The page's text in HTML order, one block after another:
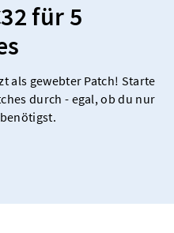
für 5
als gewebter Patch! Starte
durch - egal, ob du nur